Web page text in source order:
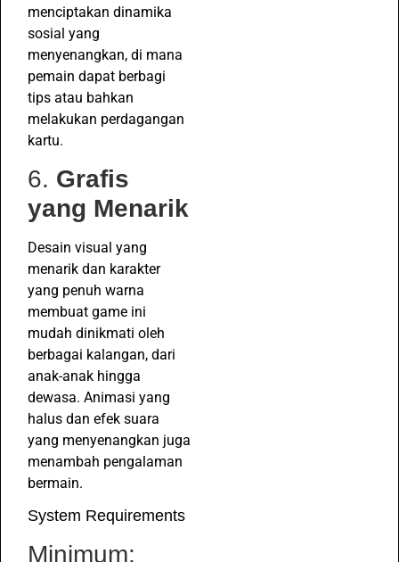
menciptakan dinamika
sosial yang
menyenangkan, di mana
pemain dapat berbagi
tips atau bahkan
melakukan perdagangan
kartu.
6. Grafis
yang Menarik
Desain visual yang
menarik dan karakter
yang penuh warna
membuat game ini
mudah dinikmati oleh
berbagai kalangan, dari
anak-anak hingga
dewasa. Animasi yang
halus dan efek suara
yang menyenangkan juga
menambah pengalaman
bermain.
System Requirements
Minimum: